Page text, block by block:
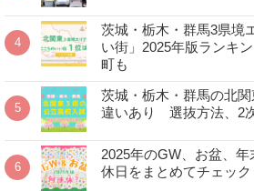
茨城・栃木・群馬3県境
い街」2025年版ランキ
町も
茨城・栃木・群馬の北
違いあり 選抜方法、2
2025年のGW、お盆、年
休日をまとめてチェック